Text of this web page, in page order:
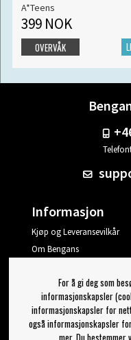
A*Teens
399 NOK
OVERVÅK
Informasjon
Kjøp og Leveransevilkår
Om Bengans
Jeg vil
For å gi deg som
informasjonskapsler
informasjonskapsler for
også informasjonskapsler
mer. Du